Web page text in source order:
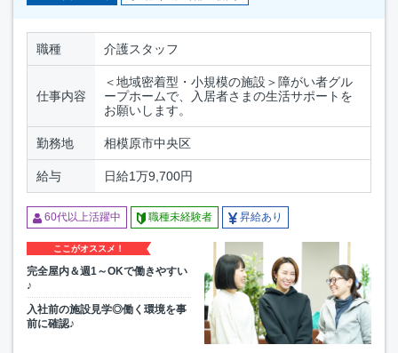
職種 介護スタッフ
仕事内容
＜地域密着型・小規模の施設＞障がい者グル
ープホームで、入居者さまの生活サポートを
お願いします。
勤務地 相模原市中央区
給与 日給1万9,700円
60代以上活躍中 職種未経験者 昇給あり
ここがオススメ！
完全屋内＆週1～OKで働きやすい
♪
入社前の施設見学◎働く環境を事
前に確認♪